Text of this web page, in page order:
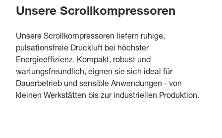
Unsere Scrollkompressoren
Unsere Scrollkompressoren liefern ruhige,
pulsationsfreie Druckluft bei höchster
Energieeffizienz. Kompakt, robust und
wartungsfreundlich, eignen sie sich ideal für
Dauerbetrieb und sensible Anwendungen - von
kleinen Werkstätten bis zur industriellen Produktion.